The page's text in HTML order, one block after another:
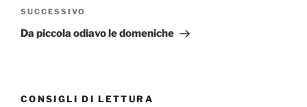
Articolo
successivo
SUCCESSIVO
Da piccola odiavo le domeniche
CONSIGLI DI LETTURA